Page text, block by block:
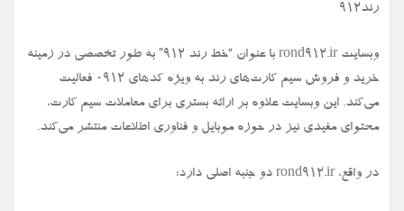
رند912
وبسایت rond912.ir با عنوان “خط رند ۹۱۲” به طور تخصصی در زمینه
خرید و فروش سیم کارت‌های رند به ویژه کدهای ۰۹۱۲ فعالیت
می‌کند. این وبسایت علاوه بر ارائه بستری برای معاملات سیم کارت،
محتوای مفیدی نیز در حوزه موبایل و فناوری اطلاعات منتشر می‌کند.
در واقع، rond912.ir دو جنبه اصلی دارد: